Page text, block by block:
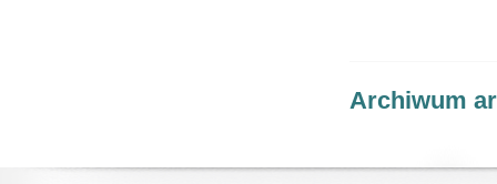
Archiwum